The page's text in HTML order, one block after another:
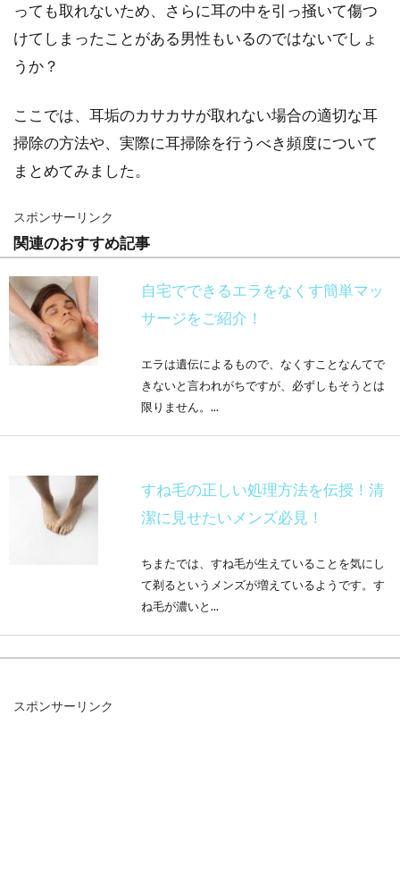
っても取れないため、さらに耳の中を引っ掻いて傷つ
けてしまったことがある男性もいるのではないでしょ
うか？
ここでは、耳垢のカサカサが取れない場合の適切な耳
掃除の方法や、実際に耳掃除を行うべき頻度について
まとめてみました。
スポンサーリンク
関連のおすすめ記事
自宅でできるエラをなくす簡単マッ
サージをご紹介！
エラは遺伝によるもので、なくすことなんてで
きないと言われがちですが、必ずしもそうとは
限りません。...
すね毛の正しい処理方法を伝授！清
潔に見せたいメンズ必見！
ちまたでは、すね毛が生えていることを気にし
て剃るというメンズが増えているようです。す
ね毛が濃いと...
スポンサーリンク